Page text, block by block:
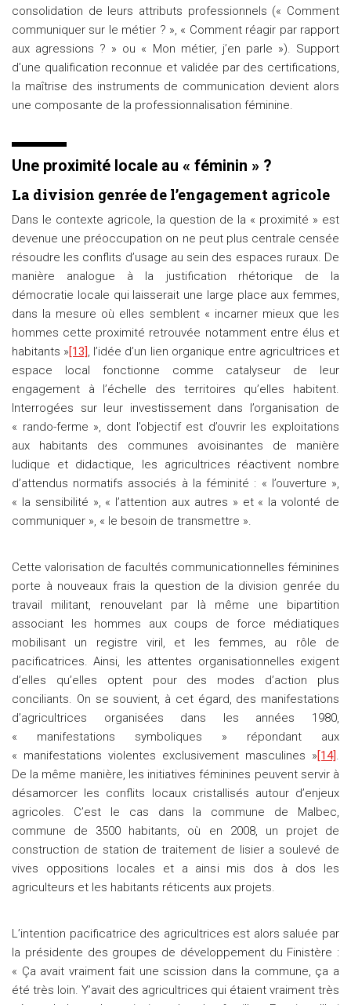
consolidation de leurs attributs professionnels (« Comment
communiquer sur le métier ? », « Comment réagir par rapport
aux agressions ? » ou « Mon métier, j’en parle »). Support
d’une qualification reconnue et validée par des certifications,
la maîtrise des instruments de communication devient alors
une composante de la professionnalisation féminine.
Une proximité locale au « féminin » ?
La division genrée de l’engagement agricole
Dans le contexte agricole, la question de la « proximité » est
devenue une préoccupation on ne peut plus centrale censée
résoudre les conflits d’usage au sein des espaces ruraux. De
manière analogue à la justification rhétorique de la
démocratie locale qui laisserait une large place aux femmes,
dans la mesure où elles semblent « incarner mieux que les
hommes cette proximité retrouvée notamment entre élus et
habitants »[13], l’idée d’un lien organique entre agricultrices et
espace local fonctionne comme catalyseur de leur
engagement à l’échelle des territoires qu’elles habitent.
Interrogées sur leur investissement dans l’organisation de
« rando-ferme », dont l’objectif est d’ouvrir les exploitations
aux habitants des communes avoisinantes de manière
ludique et didactique, les agricultrices réactivent nombre
d’attendus normatifs associés à la féminité : « l’ouverture »,
« la sensibilité », « l’attention aux autres » et « la volonté de
communiquer », « le besoin de transmettre ».
Cette valorisation de facultés communicationnelles féminines
porte à nouveaux frais la question de la division genrée du
travail militant, renouvelant par là même une bipartition
associant les hommes aux coups de force médiatiques
mobilisant un registre viril, et les femmes, au rôle de
pacificatrices. Ainsi, les attentes organisationnelles exigent
d’elles qu’elles optent pour des modes d’action plus
conciliants. On se souvient, à cet égard, des manifestations
d’agricultrices organisées dans les années 1980,
« manifestations symboliques » répondant aux
« manifestations violentes exclusivement masculines »[14].
De la même manière, les initiatives féminines peuvent servir à
désamorcer les conflits locaux cristallisés autour d’enjeux
agricoles. C’est le cas dans la commune de Malbec,
commune de 3500 habitants, où en 2008, un projet de
construction de station de traitement de lisier a soulevé de
vives oppositions locales et a ainsi mis dos à dos les
agriculteurs et les habitants réticents aux projets.
L’intention pacificatrice des agricultrices est alors saluée par
la présidente des groupes de développement du Finistère :
« Ça avait vraiment fait une scission dans la commune, ça a
été très loin. Y’avait des agricultrices qui étaient vraiment très